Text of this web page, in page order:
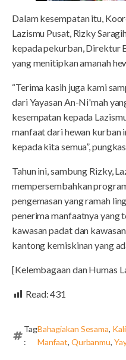
Dalam kesempatan itu,
Lazismu Pusat, Rizky
kepada pekurban, Direktur
yang menitipkan amanah
“Terima kasih juga kami
dari Yayasan An-Ni'mah
kesempatan kepada
manfaat dari hewan kurban
kepada kita semua”,
Tahun ini, sambung Rizky,
mempersembahkan
pengemasan yang ramah
penerima manfaatnya yang
kawasan padat dan
kantong kemiskinan yang
[Kelembagaan dan Humas
Read:431
Tag
:
Bahagiakan Sesama,
Manfaat, Qurbanmu,